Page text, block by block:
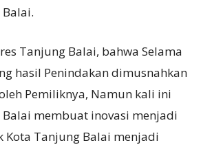
Tanjung Balai, bahwa Selama
hasil Penindakan dimusnahkan
Pemiliknya, Namun kali ini
Balai membuat inovasi menjadi
Kota Tanjung Balai menjadi